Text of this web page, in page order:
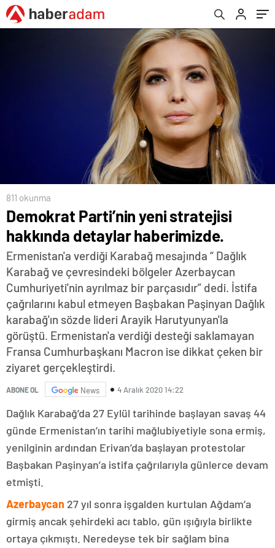
811 okunma
Demokrat Parti’nin yeni stratejisi
hakkında detaylar haberimizde.
Ermenistan'a verdiği Karabağ mesajında “ Dağlık
Karabağ ve çevresindeki bölgeler Azerbaycan
Cumhuriyeti'nin ayrılmaz bir parçasıdır” dedi. İstifa
çağrılarını kabul etmeyen Başbakan Paşinyan Dağlık
karabağ'ın sözde lideri Arayik Harutyunyan'la
görüştü. Ermenistan'a verdiği desteği saklamayan
Fransa Cumhurbaşkanı Macron ise dikkat çeken bir
ziyaret gerçekleştirdi.
ABONE OL News 4 Aralık 2020 14:22
Dağlık Karabağ’da 27 Eylül tarihinde başlayan savaş 44
günde Ermenistan’ın tarihi mağlubiyetiyle sona ermiş,
yenilginin ardından Erivan’da başlayan protestolar
Başbakan Paşinyan’a istifa çağrılarıyla günlerce devam
etmişti.
Azerbaycan 27 yıl sonra işgalden kurtulan Ağdam’a
girmiş ancak şehirdeki acı tablo, gün ışığıyla birlikte
ortaya çıkmıştı. Neredeyse tek bir sağlam bina